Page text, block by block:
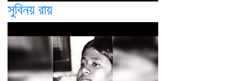
সুবিনয় রায়